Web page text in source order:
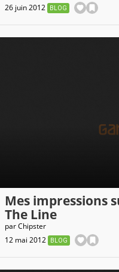
26 juin 2012
BLOG
Mes impressions
The Line
parChipster
12 mai 2012
BLOG